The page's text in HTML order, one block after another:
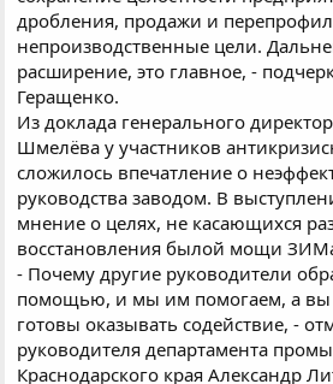
дробления, продажи и
непроизводственные цели.
расширение, это главное, -
Геращенко.
Из доклада генерального
Шмелёва у участников
сложилось впечатление о
руководства заводом. В
мнение о целях, не касающихся
восстановления былой мощи
- Почему другие руководители
помощью, и мы им помогаем, а вы
готовы оказывать содействие, -
руководителя департамента
Краснодарского края Александр